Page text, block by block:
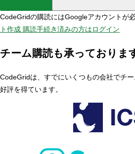
CodeGridの購読にはGoogleアカウントが
ト作成 購読手続き済みの方はログイン
チーム購読も承っておりま
CodeGridは、すでにいくつもの会社でチー
好評を得ています。